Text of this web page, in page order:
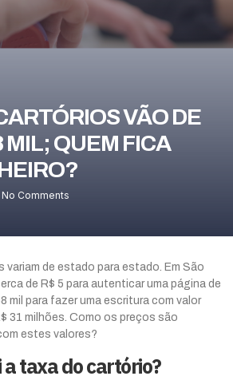
VÃO DE
MIL; QUEM FICA
No Comments
de estado para estado. Em São
de R$ 5 para autenticar uma página de
mil para fazer uma escritura com valor
31 milhões. Como os preços são
estes valores?
a taxa do cartório?